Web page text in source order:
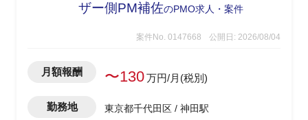
ザー側PM補佐のPMO求人・案件
案件No. 0147668 公開日: 2026/08/04
月額報酬 〜130万円/月(税別)
勤務地 東京都千代田区 / 神田駅